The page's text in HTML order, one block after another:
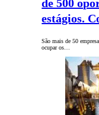
de 500
estágios.
São mais de 50
ocupar os…